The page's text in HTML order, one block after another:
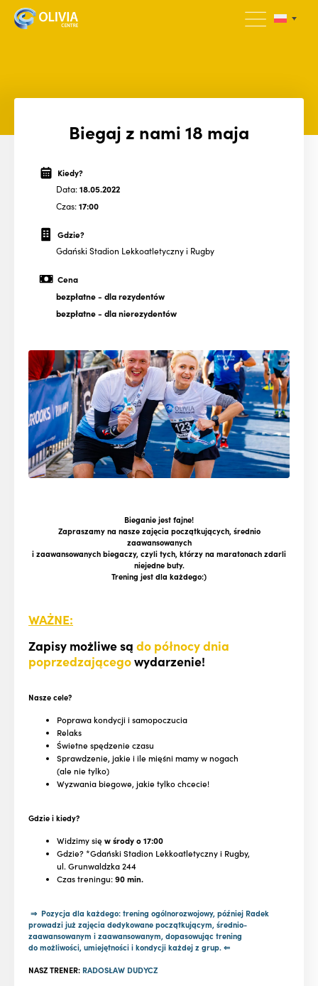
Biegaj z nami 18 maja
Kiedy?
Data:18.05.2022
Czas:17:00
Gdzie?
Gdański Stadion Lekkoatletyczny i Rugby
Cena
bezpłatne- dla rezydentów
bezpłatne- dla nierezydentów
Bieganie jest fajne!
Zapraszamy na nasze zajęcia początkujących, średnio
zaawansowanych
i zaawansowanych biegaczy, czyli tych, którzy na maratonach zdarli
niejedne buty.
Trening jest dla każdego:)
WAŻNE:
Zapisy możliwe są do północy dnia
poprzedzającegowydarzenie!
Nasze cele?
Poprawa kondycji i samopoczucia
Relaks
Świetne spędzenie czasu
Sprawdzenie, jakie i ile mięśni mamy w nogach
(ale nie tylko)
Wyzwania biegowe, jakie tylko chcecie!
Gdzie i kiedy?
Widzimy się w środy o 17:00
Gdzie? *Gdański Stadion Lekkoatletyczny i Rugby,
ul. Grunwaldzka 244
Czas treningu:90 min.
⇒ Pozycja dla każdego: trening ogólnorozwojowy, później Radek
prowadzi już zajęcia dedykowane początkującym, średnio-
zaawansowanym i zaawansowanym, dopasowując trening
do możliwości, umiejętności i kondycji każdej z grup. ⇐
NASZ TRENER: RADOSŁAW DUDYCZ